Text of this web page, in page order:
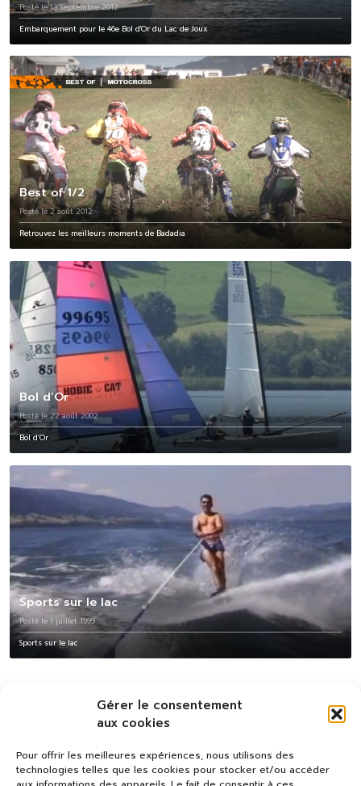
Gérer le consentement
aux cookies
Pour offrir les meilleures expériences, nous utilisons des
technologies telles que les cookies pour stocker et/ou accéder
Posté le 13 septembre 2012
Embarquement pour le 46e Bol d'Or du Lac de Joux
Best of 1/2
Posté le 2 août 2012
Retrouvez les meilleurs moments de Badadia
Bol d’Or
Posté le 22 août 2002
Bol d’Or
Sports sur le lac
Posté le 1 juillet 1999
Sports sur le lac